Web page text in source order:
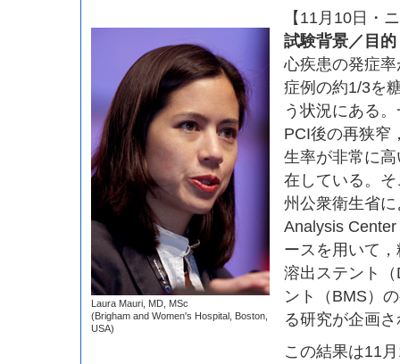
Laura Mauri, MD, MSc
(Brigham and Women's Hospital, Boston,
USA)
【11月10日・
試験背景／目的
心疾患の発症
症例の約1/3を
う状況にある
PCI後の再狭窄
生率が非常に
在している。
州公衆衛生省
Analysis
ースを用いて
溶出ステント
ント（BMS）
る研究が企画
この結果は11